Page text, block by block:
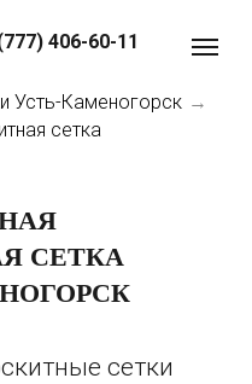
406-60-11
Усть-Каменогорск →
сетка
СЕТКА
сетки